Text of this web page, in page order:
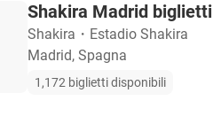
Shakira Madrid biglietti
Shakira ・ Estadio Shakira
Madrid, Spagna
1,172 biglietti disponibili